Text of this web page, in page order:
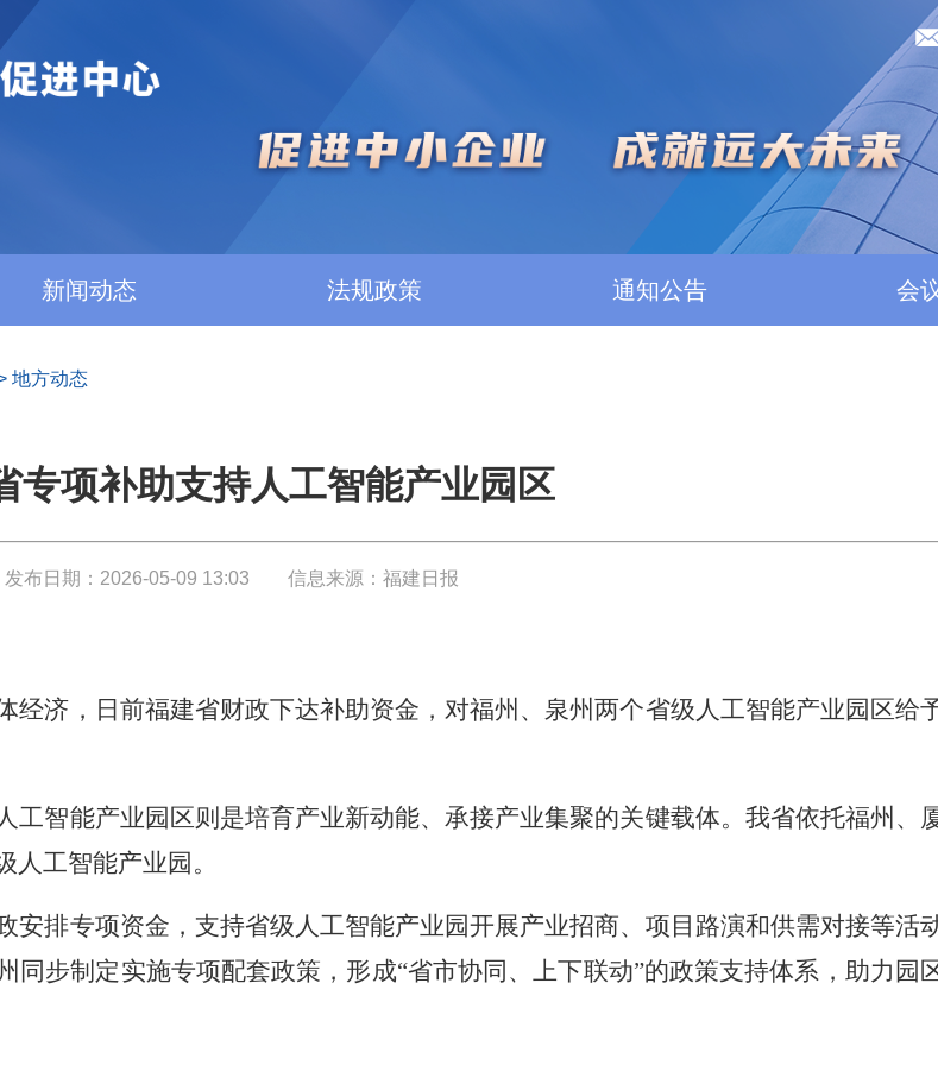
新闻动态 法规政策 通知公告 会
地方动态
专项补助支持人工智能产业园区
发布日期：2026-05-09 13:03 信息来源：福建日报
经济，日前福建省财政下达补助资金，对福州、泉州两个省级人工智能产业园区给
工智能产业园区则是培育产业新动能、承接产业集聚的关键载体。我省依托福州、
工智能产业园。
安排专项资金，支持省级人工智能产业园开展产业招商、项目路演和供需对接等活
同步制定实施专项配套政策，形成“省市协同、上下联动”的政策支持体系，助力园